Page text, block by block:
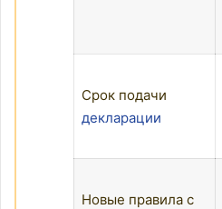
Срок подачи
декларации
Новые правила с